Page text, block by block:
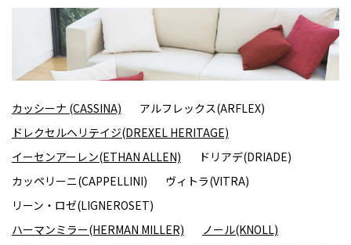
カッシーナ (CASSINA)
アルフレックス(ARFLEX)
ドレクセルヘリテイジ(DREXEL HERITAGE)
イーセンアーレン(ETHAN ALLEN)
ドリアデ(DRIADE)
カッペリーニ(CAPPELLINI)
ヴィトラ(VITRA)
リーン・ロゼ(LIGNEROSET)
ハーマンミラー(HERMAN MILLER)
ノール(KNOLL)